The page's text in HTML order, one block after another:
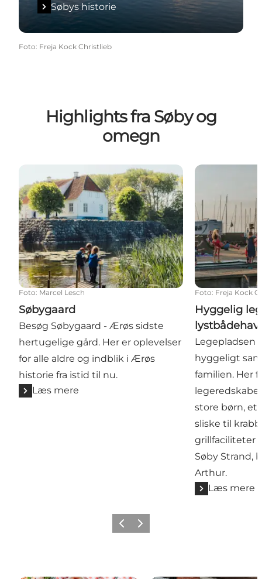
Søbys historie
Foto: Freja Kock Christlieb
Highlights fra Søby og
omegn
Foto: Marcel Lesch
Søbygaard
Besøg Søbygaard - Ærøs sidste
hertugelige gård. Her er oplevelser
for alle aldre og indblik i Ærøs
historie fra istid til nu.
Læs mere
Hyggelig
Foto: Freja Kock
Hyggelig
Legepladsen
hyggeligt
familien. Her
store børn, et
sliske til
grillfaciliteter
Søby Strand,
Arthur.
Læs mere
ForrigeNæste